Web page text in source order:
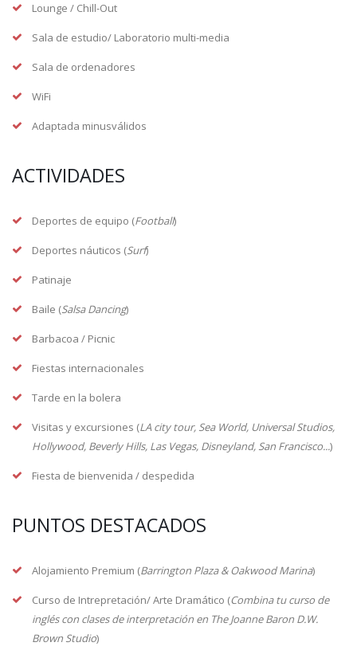
Lounge / Chill-Out
Sala de estudio/ Laboratorio multi-media
Sala de ordenadores
WiFi
Adaptada minusválidos
ACTIVIDADES
Deportes de equipo (Football)
Deportes náuticos (Surf)
Patinaje
Baile (Salsa Dancing)
Barbacoa / Picnic
Fiestas internacionales
Tarde en la bolera
Visitas y excursiones (LA city tour, Sea World, Universal Studios,
Hollywood, Beverly Hills, Las Vegas, Disneyland, San Francisco...)
Fiesta de bienvenida / despedida
PUNTOS DESTACADOS
Alojamiento Premium (Barrington Plaza & Oakwood Marina)
Curso de Intrepretación/ Arte Dramático (Combina tu curso de
inglés con clases de interpretación en The Joanne Baron D.W.
Brown Studio)